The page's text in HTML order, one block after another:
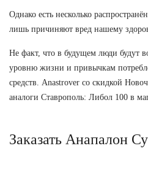
Однако есть несколько
лишь причиняют вред нашему
Не факт, что в будущем люди будут
уровню жизни и привычкам
средств. Anastrover со скидкой
аналоги Ставрополь: Либол 100 в
Заказать Анапалон